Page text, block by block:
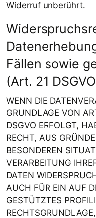
Widerruf unberührt.
Fällen sowie
(Art. 21
WENN DIE
GRUNDLAGE VON
DSGVO ERFOLGT,
RECHT, AUS
BESONDEREN
VERARBEITUNG
DATEN
AUCH FÜR EIN AUF
GESTÜTZTES